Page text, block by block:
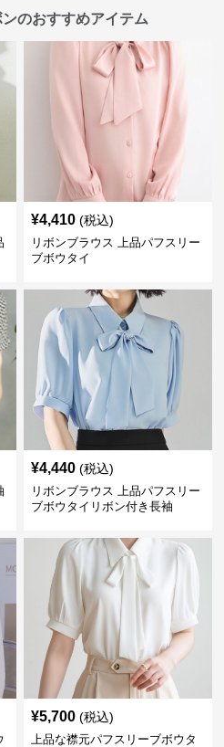
のおすすめアイテム
¥4,410 (税込)
リボンブラウス 上品パフスリー
ブボウタイ
¥4,440 (税込)
リボンブラウス 上品パフスリー
ブボウタイリボン付き長袖
¥5,700 (税込)
上品な襟元パフスリーブボウタ